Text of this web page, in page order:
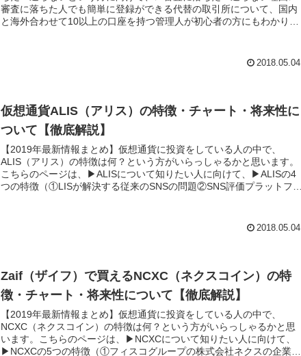
審査に落ちた人でも簡単に登録ができる代替の取引所について、国内
と海外合わせて10以上の口座を持つ管理人が初心者の方にもわかりや
2018.05.04
仮想通貨ALIS（アリス）の特徴・チャート・将来性に
ついて【徹底解説】
【2019年最新情報まとめ】仮想通貨に投資をしている人の中で、
ALIS（アリス）の特徴は何？という方がいらっしゃるかと思います。
こちらのページは、▶ALISについて知りたい人に向けて、▶ALISの4
つの特徴（①LISが解決する従来のSNSの問題②SNS評価プラットフォ
性（管理人の所感）▶ALISのどこよりもオトクな買い方をまとめまし
2018.05.04
Zaif（ザイフ）で買えるNCXC（ネクスコイン）の特
徴・チャート・将来性について【徹底解説】
【2019年最新情報まとめ】仮想通貨に投資をしている人の中で、
NCXC（ネクスコイン）の特徴は何？という方がいらっしゃるかと思
います。こちらのページは、▶NCXCについて知りたい人に向けて、
▶NCXCの5つの特徴（①フィスコグループの株式会社ネクスの企業ト